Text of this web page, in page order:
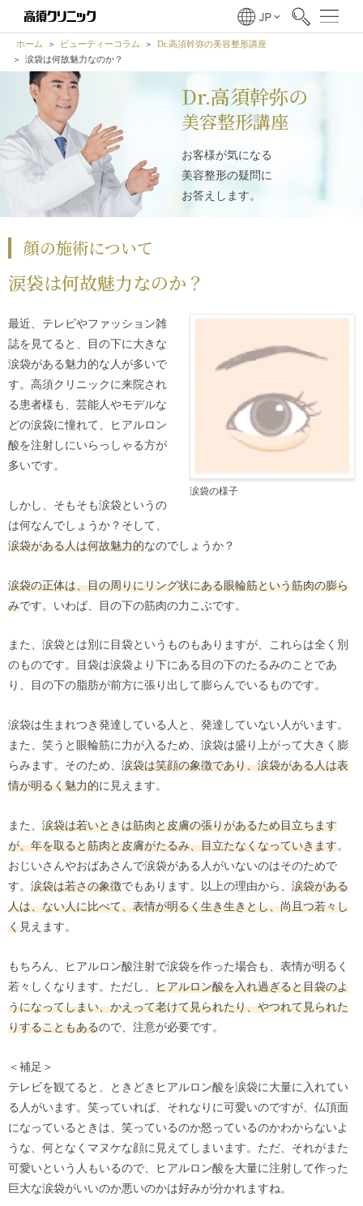
ホーム ビューティーコラム
Dr.高須幹弥の美容整形講座
涙袋は何故魅力なのか？
Dr.高須幹弥の
美容整形講座
お客様が気になる
美容整形の疑問に
お答えします。
顔の施術について
涙袋は何故魅力なのか？
涙袋の様子
最近、テレビやファッション雑
誌を見てると、目の下に大きな
涙袋がある魅力的な人が多いで
す。高須クリニックに来院され
る患者様も、芸能人やモデルな
どの涙袋に憧れて、ヒアルロン
酸を注射しにいらっしゃる方が
多いです。
しかし、そもそも涙袋というの
は何なんでしょうか？そして、
涙袋がある人は何故魅力的なのでしょうか？
涙袋の正体は、目の周りにリング状にある眼輪筋という筋肉の膨ら
みです。いわば、目の下の筋肉の力こぶです。
また、涙袋とは別に目袋というものもありますが、これらは全く別
のものです。目袋は涙袋より下にある目の下のたるみのことであ
り、目の下の脂肪が前方に張り出して膨らんでいるものです。
涙袋は生まれつき発達している人と、発達していない人がいます。
また、笑うと眼輪筋に力が入るため、涙袋は盛り上がって大きく膨
らみます。そのため、 涙袋は笑顔の象徴であり、涙袋がある人は表
情が明るく魅力的に見えます。
また、 涙袋は若いときは筋肉と皮膚の張りがあるため目立ちます
が、年を取ると筋肉と皮膚がたるみ、目立たなくなっていきます。
おじいさんやおばあさんで涙袋がある人がいないのはそのためで
す。 涙袋は若さの象徴でもあります。以上の理由から、 涙袋がある
人は、ない人に比べて、表情が明るく生き生きとし、尚且つ若々し
く 見えます。
もちろん、ヒアルロン酸注射で涙袋を作った場合も、表情が明るく
若々しくなります。ただし、 ヒアルロン酸を入れ過ぎると目袋のよ
うになってしまい、かえって老けて見られたり、やつれて見られた
りすることもあるので、注意が必要です。
＜補足＞
テレビを観てると、ときどきヒアルロン酸を涙袋に大量に入れてい
る人がいます。笑っていれば、それなりに可愛いのですが、仏頂面
になっているときは、笑っているのか怒っているのかわからないよ
うな、何となくマヌケな顔に見えてしまいます。ただ、それがまた
可愛いという人もいるので、ヒアルロン酸を大量に注射して作った
巨大な涙袋がいいのか悪いのかは好みが分かれますね。